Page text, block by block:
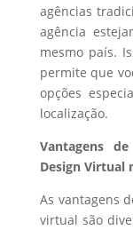
agências
agência
mesmo país.
permite que
opções
localização.
Vantagens
Design Virtual
As vantagens
virtual são